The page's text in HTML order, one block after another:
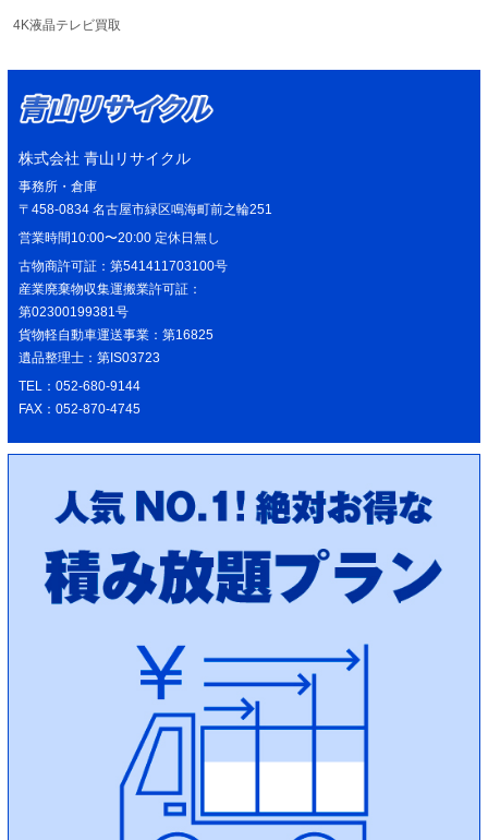
4K液晶テレビ買取
株式会社 青山リサイクル
事務所・倉庫
〒458-0834 名古屋市緑区鳴海町前之輪251
営業時間10:00〜20:00 定休日無し
古物商許可証：第541411703100号
産業廃棄物収集運搬業許可証：
第02300199381号
貨物軽自動車運送事業：第16825
遺品整理士：第IS03723
TEL：052-680-9144
FAX：052-870-4745